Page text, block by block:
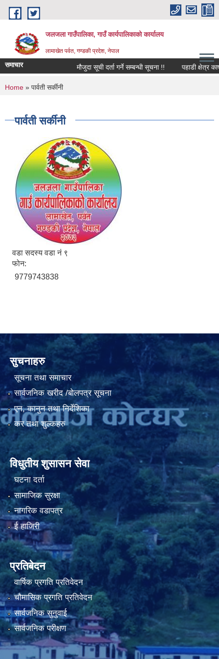
Skip to main content
जलजला गाउँपालिका, गाउँ कार्यपालिकाको कार्यालय
लामाखेत पर्वत, गण्डकी प्रदेश, नेपाल
नियमित खाेप केन्द्र विवरण
समाचार मौजुदा सूची दर्ता गर्ने सम्बन्धी सूचना !! पहाडी क्षेत्र
You are here
Home » पार्वती सर्कीनी
पार्वती सर्कीनी
वडा सदस्य वडा नं ९
फोन:
9779743838
सुचनाहरु
सूचना तथा समाचार
सार्वजनिक खरीद /बोलपत्र सूचना
एन, कानुन तथा निर्देशिका
कर तथा शुल्कहरु
विधुतीय शुसासन सेवा
घटना दर्ता
सामाजिक सुरक्षा
नागरिक वडापत्र
ई हाजिरी
प्रतिबेदन
वार्षिक प्रगति प्रतिवेदन
चौमासिक प्रगति प्रतिवेदन
सार्वजनिक सुनुवाई
सार्वजनिक परीक्षण